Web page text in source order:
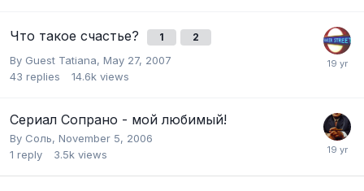
Что такое счастье? 1 2
By Guest Tatiana, May 27, 2007
43 replies 14.6k views
Сериал Сопрано - мой любимый!
By Соль, November 5, 2006
1 reply 3.5k views